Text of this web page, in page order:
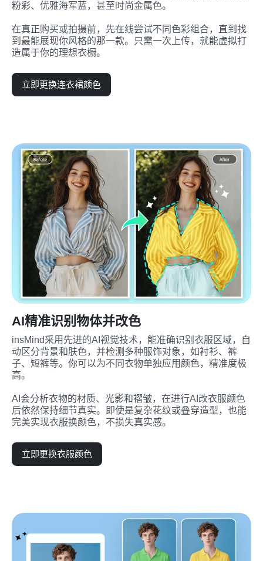
粉彩、优雅海军蓝，甚至时尚金属色。
在真正购买或拍摄前，先在线尝试不同色彩组合，直到找
到最能展现你风格的那一款。只需一次上传，就能虚拟打
造属于你的理想衣橱。
立即更换连衣裙颜色
AI精准识别物体并改色
insMind采用先进的AI视觉技术，能准确识别衣服区域，自
动区分背景和肤色，并检测多种服饰对象，如衬衫、裤
子、短裤等。你可以为不同衣物单独应用颜色，精准度极
高。
AI会分析衣物的材质、光影和褶皱，在进行AI改衣服颜色
后依然保持细节真实。即使是复杂花纹或叠穿造型，也能
完美实现衣服换颜色，不损失真实感。
立即更换衣服颜色